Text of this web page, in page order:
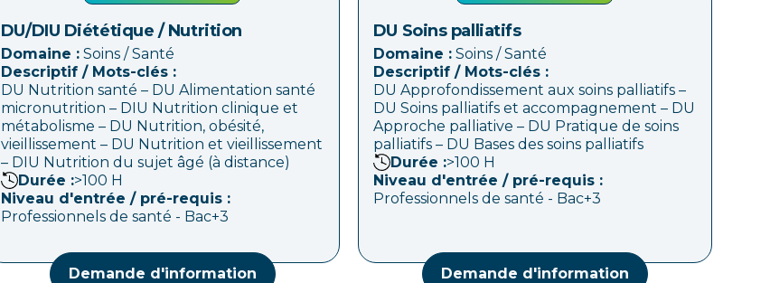
DU/DIU Diététique / Nutrition
Domaine : Soins / Santé
Descriptif / Mots-clés :
DU Nutrition santé – DU Alimentation santé
micronutrition – DIU Nutrition clinique et
métabolisme – DU Nutrition, obésité,
vieillissement – DU Nutrition et vieillissement
– DIU Nutrition du sujet âgé (à distance)
Durée :>100 H
Niveau d'entrée / pré-requis :
Professionnels de santé - Bac+3
Demande d'information
DU Soins palliatifs
Domaine : Soins / Santé
Descriptif / Mots-clés :
DU Approfondissement aux soins palliatifs –
DU Soins palliatifs et accompagnement – DU
Approche palliative – DU Pratique de soins
palliatifs – DU Bases des soins palliatifs
Durée :>100 H
Niveau d'entrée / pré-requis :
Professionnels de santé - Bac+3
Demande d'information